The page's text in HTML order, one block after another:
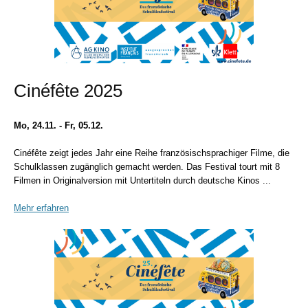
Cinéfête 2025
Mo, 24.11. - Fr, 05.12.
Cinéfête zeigt jedes Jahr eine Reihe französischsprachiger Filme, die
Schulklassen zugänglich gemacht werden. Das Festival tourt mit 8
Filmen in Originalversion mit Untertiteln durch deutsche Kinos ...
Mehr erfahren